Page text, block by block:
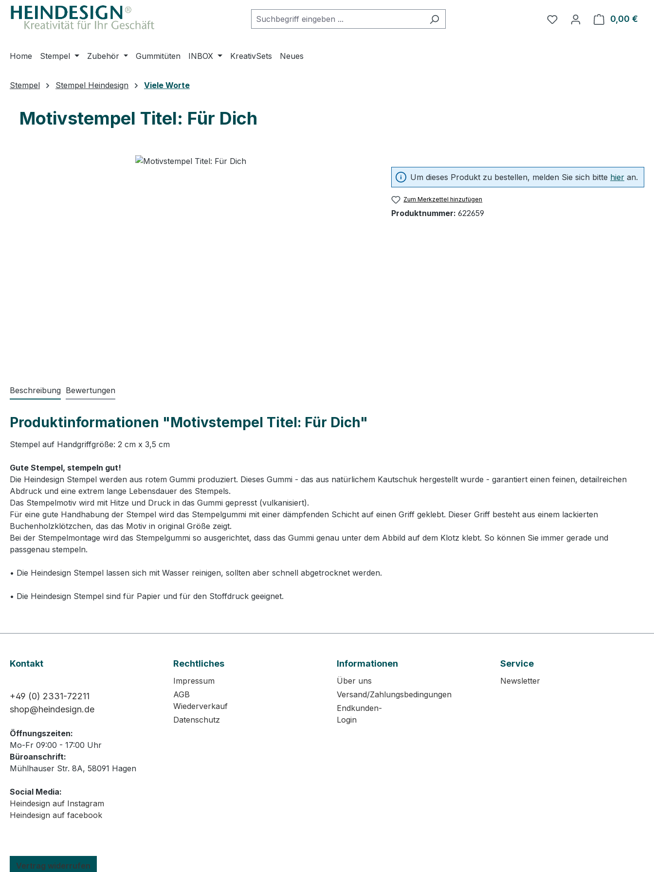
Hauptinhalt springen
Zur Suche springen
Zur Hauptnavigation springen
0,00 €
Home Stempel Zubehör Gummitüten INBOX KreativSets Neues
Stempel Stempel Heindesign Viele Worte
Motivstempel Titel: Für Dich
Um dieses Produkt zu bestellen, melden Sie sich bitte hier an.
Zum Merkzettel hinzufügen
Produktnummer: 622659
Beschreibung Bewertungen
Produktinformationen "Motivstempel Titel: Für Dich"
Stempel auf Handgriffgröße: 2 cm x 3,5 cm
Gute Stempel, stempeln gut!
Die Heindesign Stempel werden aus rotem Gummi produziert. Dieses Gummi - das aus natürlichem Kautschuk hergestellt wurde - garantiert einen feinen, detailreichen
Abdruck und eine extrem lange Lebensdauer des Stempels.
Das Stempelmotiv wird mit Hitze und Druck in das Gummi gepresst (vulkanisiert).
Für eine gute Handhabung der Stempel wird das Stempelgummi mit einer dämpfenden Schicht auf einen Griff geklebt. Dieser Griff besteht aus einem lackierten
Buchenholzklötzchen, das das Motiv in original Größe zeigt.
Bei der Stempelmontage wird das Stempelgummi so ausgerichtet, dass das Gummi genau unter dem Abbild auf dem Klotz klebt. So können Sie immer gerade und
passgenau stempeln.
• Die Heindesign Stempel lassen sich mit Wasser reinigen, sollten aber schnell abgetrocknet werden.
• Die Heindesign Stempel sind für Papier und für den Stoffdruck geeignet.
Kontakt
+49 (0) 2331-72211
shop@heindesign.de
Öffnungszeiten:
Mo-Fr 09:00 - 17:00 Uhr
Büroanschrift:
Mühlhauser Str. 8A, 58091 Hagen
Social Media:
Heindesign auf Instagram
Heindesign auf facebook
Vertrag widerrufen
Rechtliches
Impressum
AGB
Wiederverkauf
Datenschutz
Informationen
Über uns
Versand/Zahlungsbedingungen
Endkunden-
Login
Service
Newsletter